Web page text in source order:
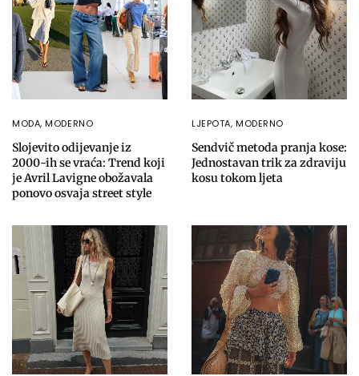
MODA,MODERNO
Slojevito odijevanje iz
2000-ih se vraća: Trend koji
je Avril Lavigne obožavala
ponovo osvaja street style
LJEPOTA, MODERNO
Sendvič metoda pranja kose:
Jednostavan trik za zdraviju
kosu tokom ljeta